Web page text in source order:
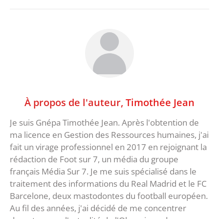
À propos de l'auteur, Timothée Jean
Je suis Gnépa Timothée Jean. Après l'obtention de
ma licence en Gestion des Ressources humaines, j'ai
fait un virage professionnel en 2017 en rejoignant la
rédaction de Foot sur 7, un média du groupe
français Média Sur 7. Je me suis spécialisé dans le
traitement des informations du Real Madrid et le FC
Barcelone, deux mastodontes du football européen.
Au fil des années, j'ai décidé de me concentrer